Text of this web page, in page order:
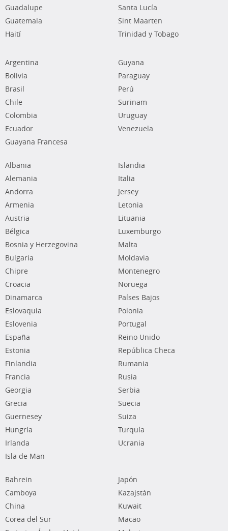
Guadalupe
Guatemala
Haití
Santa Lucía
Sint Maarten
Trinidad y Tobago
Argentina
Bolivia
Brasil
Chile
Colombia
Ecuador
Guayana Francesa
Guyana
Paraguay
Perú
Surinam
Uruguay
Venezuela
Albania
Alemania
Andorra
Armenia
Austria
Bélgica
Bosnia y Herzegovina
Bulgaria
Chipre
Croacia
Dinamarca
Eslovaquia
Eslovenia
España
Estonia
Finlandia
Francia
Georgia
Grecia
Guernesey
Hungría
Irlanda
Isla de Man
Islandia
Italia
Jersey
Letonia
Lituania
Luxemburgo
Malta
Moldavia
Montenegro
Noruega
Países Bajos
Polonia
Portugal
Reino Unido
República Checa
Rumania
Rusia
Serbia
Suecia
Suiza
Turquía
Ucrania
Bahrein
Camboya
China
Corea del Sur
Japón
Kazajstán
Kuwait
Macao